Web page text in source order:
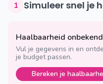
1 Simuleer snel
Haalbaarheid onbekend
Vul je gegevens in en
je budget passen.
Bereken je